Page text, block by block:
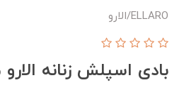
ELLARO/الارو